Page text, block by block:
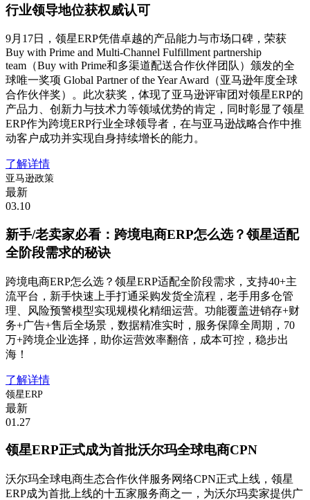
行业领导地位获权威认可
9月17日，领星ERP凭借卓越的产品能力与市场口碑，荣获
Buy with Prime and Multi-Channel Fulfillment partnership
team（Buy with Prime和多渠道配送合作伙伴团队）颁发的全
球唯一奖项 Global Partner of the Year Award（亚马逊年度全球
合作伙伴奖）。此次获奖，体现了亚马逊评审团对领星ERP的
产品力、创新力与技术力等领域优势的肯定，同时彰显了领星
ERP作为跨境ERP行业全球领导者，在与亚马逊战略合作中推
动客户成功并实现自身持续增长的能力。
了解详情
亚马逊政策
最新
03.10
新手/老卖家必看：跨境电商ERP怎么选？领星适配
全阶段需求的秘诀
跨境电商ERP怎么选？领星ERP适配全阶段需求，支持40+主
流平台，新手快速上手打通采购发货全流程，老手用多仓管
理、风险预警模型实现规模化精细运营。功能覆盖进销存+财
务+广告+售后全场景，数据精准实时，服务保障全周期，70
万+跨境企业选择，助你运营效率翻倍，成本可控，稳步出
海！
了解详情
领星ERP
最新
01.27
领星ERP正式成为首批沃尔玛全球电商CPN
沃尔玛全球电商生态合作伙伴服务网络CPN正式上线，领星
ERP成为首批上线的十五家服务商之一，为沃尔玛卖家提供广